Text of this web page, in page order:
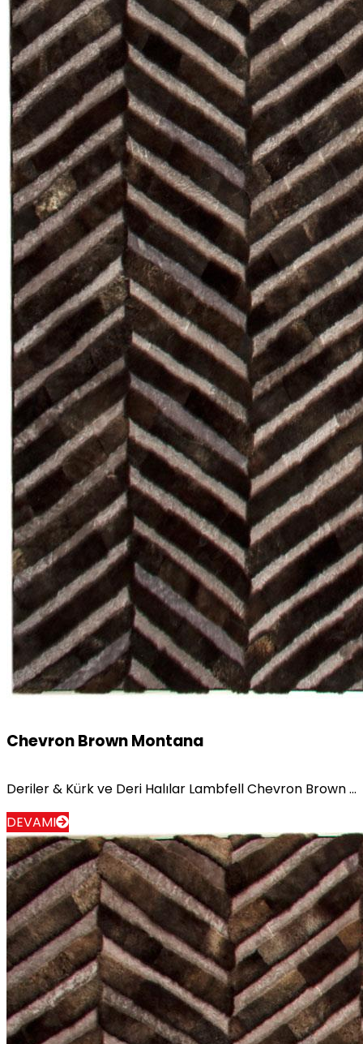
Chevron Brown Montana
Deriler & Kürk ve Deri Halılar Lambfell Chevron Brown ...
DEVAMI